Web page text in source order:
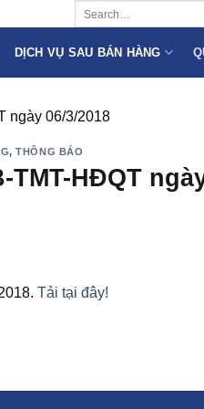
DỊCH VỤ SAU BÁN HÀNG
ngày 06/3/2018
,THÔNG BÁO
HĐQT
Tải tại đây!